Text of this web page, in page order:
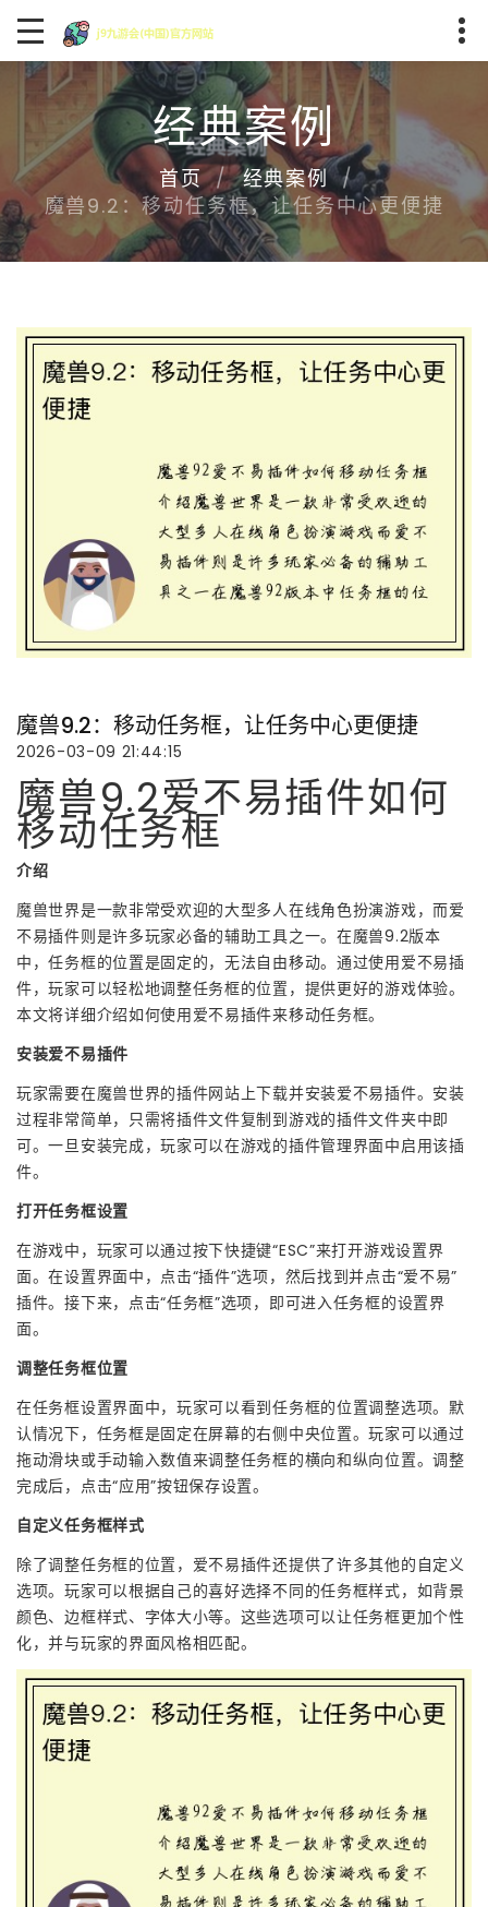
经典案例
首页
经典案例
魔兽9.2：移动任务框，让任务中心更便捷
魔兽9.2：移动任务框，让任务中心更便捷
2026-03-09 21:44:15
魔兽9.2爱不易插件如何
移动任务框
介绍
魔兽世界是一款非常受欢迎的大型多人在线角色扮演游戏，而爱
不易插件则是许多玩家必备的辅助工具之一。在魔兽9.2版本
中，任务框的位置是固定的，无法自由移动。通过使用爱不易插
件，玩家可以轻松地调整任务框的位置，提供更好的游戏体验。
本文将详细介绍如何使用爱不易插件来移动任务框。
安装爱不易插件
玩家需要在魔兽世界的插件网站上下载并安装爱不易插件。安装
过程非常简单，只需将插件文件复制到游戏的插件文件夹中即
可。一旦安装完成，玩家可以在游戏的插件管理界面中启用该插
件。
打开任务框设置
在游戏中，玩家可以通过按下快捷键“ESC”来打开游戏设置界
面。在设置界面中，点击“插件”选项，然后找到并点击“爱不易”
插件。接下来，点击“任务框”选项，即可进入任务框的设置界
面。
调整任务框位置
在任务框设置界面中，玩家可以看到任务框的位置调整选项。默
认情况下，任务框是固定在屏幕的右侧中央位置。玩家可以通过
拖动滑块或手动输入数值来调整任务框的横向和纵向位置。调整
完成后，点击“应用”按钮保存设置。
自定义任务框样式
除了调整任务框的位置，爱不易插件还提供了许多其他的自定义
选项。玩家可以根据自己的喜好选择不同的任务框样式，如背景
颜色、边框样式、字体大小等。这些选项可以让任务框更加个性
化，并与玩家的界面风格相匹配。